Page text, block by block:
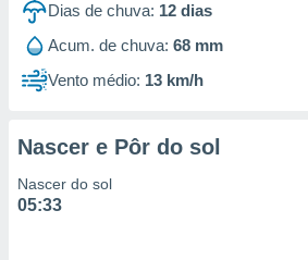
Dias de chuva: 12 dias
Acum. de chuva: 68 mm
Vento médio: 13 km/h
Nascer e Pôr do sol
Nascer do sol
05:33